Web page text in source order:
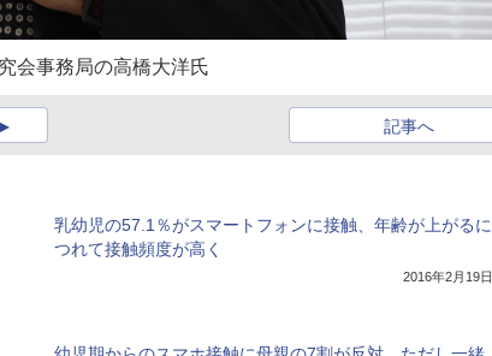
会事務局の高橋大洋氏
記事へ
乳幼児の57.1％がスマートフォンに接触、年齢が上がるに
つれて接触頻度が高く
2016年2月19日